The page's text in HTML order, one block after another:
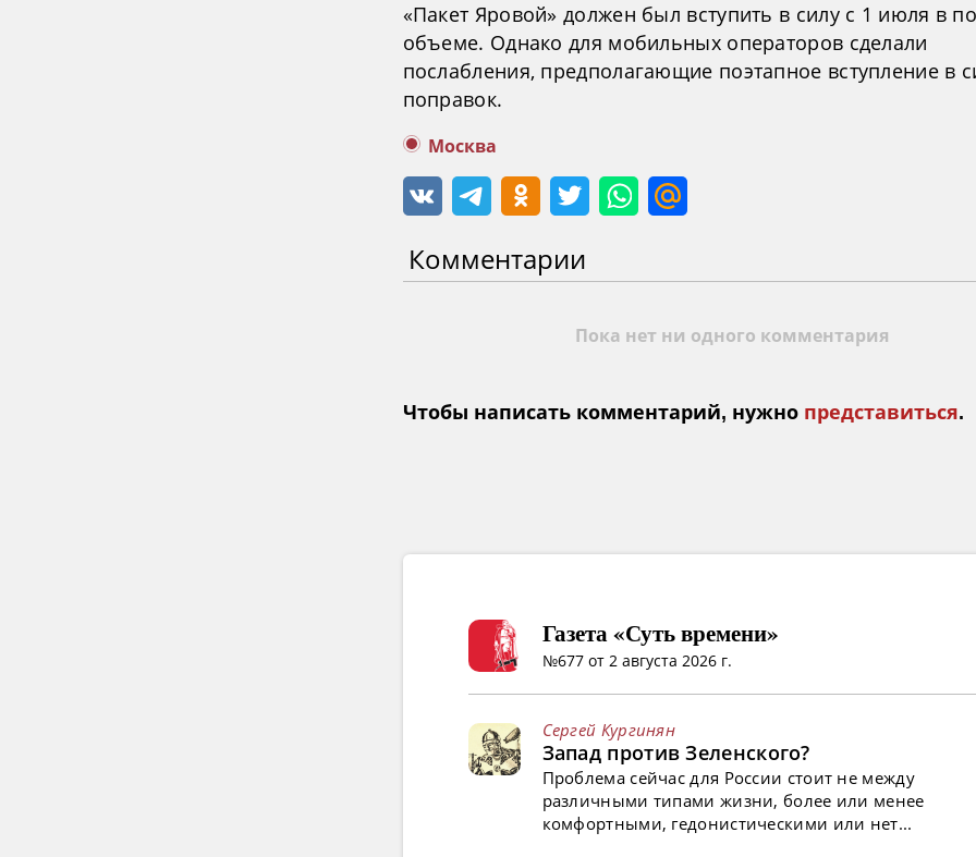
«Пакет Яровой» должен был вступить в силу с 1 июля в
объеме. Однако для мобильных операторов сделали
послабления, предполагающие поэтапное вступление в
поправок.
Москва
Комментарии
Пока нет ни одного комментария
Чтобы написать комментарий, нужно представиться.
Газета «Суть времени»
№677 от 2 августа 2026 г.
Сергей Кургинян
Запад против Зеленского?
Проблема сейчас для России стоит не между
различными типами жизни, более или менее
комфортными, гедонистическими или нет...